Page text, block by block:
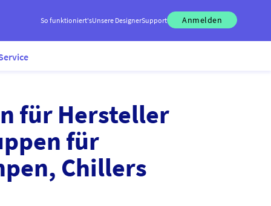
So funktioniert'sUnsere DesignerSupport Anmelden
für Hersteller
für
Chillers